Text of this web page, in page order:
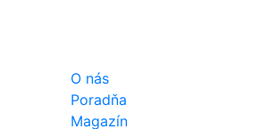
O nás
Poradňa
Magazín